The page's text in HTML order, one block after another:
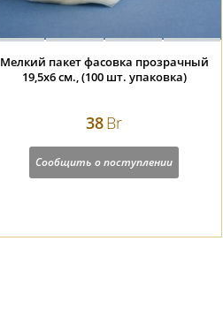
Мелкий пакет фасовка прозрачный
19,5х6 см., (100 шт. упаковка)
38Br
Сообщить о поступлении